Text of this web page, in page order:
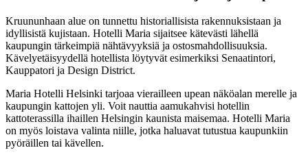
Kruununhaan alue on tunnettu historiallisista rakennuksistaan ja
idyllisistä kujistaan. Hotelli Maria sijaitsee kätevästi lähellä
kaupungin tärkeimpiä nähtävyyksiä ja ostosmahdollisuuksia.
Kävelyetäisyydellä hotellista löytyvät esimerkiksi Senaatintori,
Kauppatori ja Design District.
Maria Hotelli Helsinki tarjoaa vierailleen upean näköalan merelle ja
kaupungin kattojen yli. Voit nauttia aamukahvisi hotellin
kattoterassilla ihaillen Helsingin kaunista maisemaa. Hotelli Maria
on myös loistava valinta niille, jotka haluavat tutustua kaupunkiin
pyöräillen tai kävellen.